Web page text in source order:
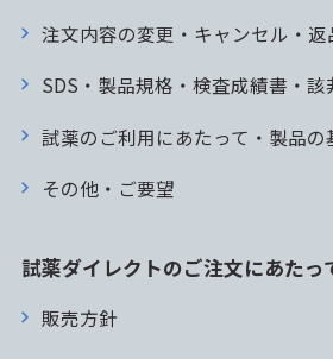
注文内容の変更・キャンセル・返
SDS・製品規格・検査成績書・
試薬のご利用にあたって・製品の
その他・ご要望
試薬ダイレクトのご注文にあたっ
販売方針